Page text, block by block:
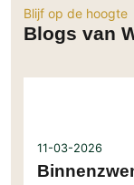
Blijf op de hoogte
Blogs van
11-03-2026